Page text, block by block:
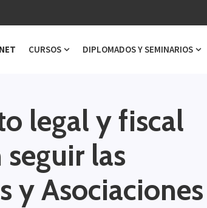
NET CURSOS
Show submenu for Cursos
DIPLOMADOS Y SEMINARIOS
legal y fiscal
las
y Asociaciones